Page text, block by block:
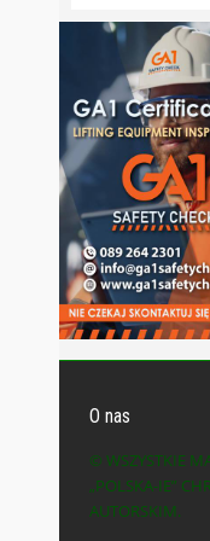
O nas
© WSZYSTKIE
„POLSKA-IE”
AUTORSKIM.